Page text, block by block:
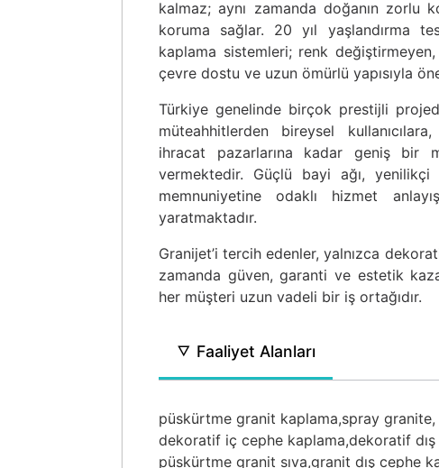
kalmaz; aynı zamanda doğanın zorlu
koruma sağlar. 20 yıl yaşlandırma
kaplama sistemleri; renk değiştirmeyen,
çevre dostu ve uzun ömürlü yapısıyla
Türkiye genelinde birçok prestijli
müteahhitlerden bireysel
ihracat pazarlarına kadar geniş bir
vermektedir. Güçlü bayi ağı,
memnuniyetine odaklı hizmet
yaratmaktadır.
Granijet’i tercih edenler, yalnızca
zamanda güven, garanti ve estetik
her müşteri uzun vadeli bir iş ortağıdır.
Faaliyet Alanları
püskürtme granit kaplama,spray granite,
dekoratif iç cephe kaplama,dekoratif
püskürtme granit sıva,granit dış cephe